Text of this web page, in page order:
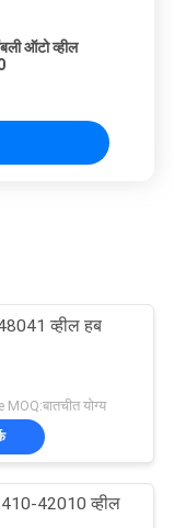
ऑटो व्हील
व्हील हब
योग्य
42010 व्हील